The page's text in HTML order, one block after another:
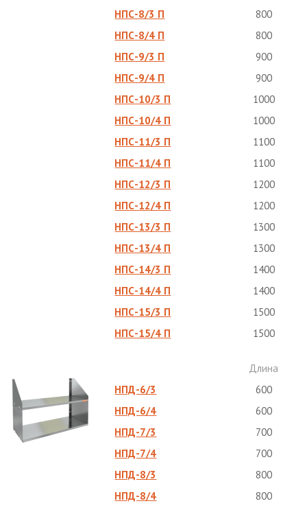
НПС-8/3 П
800
НПС-8/4 П
800
НПС-9/3 П
900
НПС-9/4 П
900
НПС-10/3 П
1000
НПС-10/4 П
1000
НПС-11/3 П
1100
НПС-11/4 П
1100
НПС-12/3 П
1200
НПС-12/4 П
1200
НПС-13/3 П
1300
НПС-13/4 П
1300
НПС-14/3 П
1400
НПС-14/4 П
1400
НПС-15/3 П
1500
НПС-15/4 П
1500
Длина
НПД-6/3
600
НПД-6/4
600
НПД-7/3
700
НПД-7/4
700
НПД-8/3
800
НПД-8/4
800